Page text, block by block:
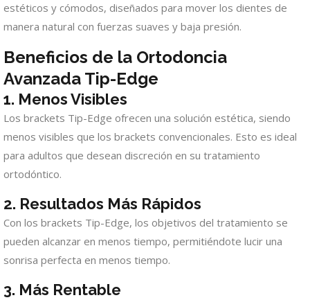
estéticos y cómodos, diseñados para mover los dientes de
manera natural con fuerzas suaves y baja presión.
Beneficios de la Ortodoncia
Avanzada Tip-Edge
1. Menos Visibles
Los brackets Tip-Edge ofrecen una solución estética, siendo
menos visibles que los brackets convencionales. Esto es ideal
para adultos que desean discreción en su tratamiento
ortodóntico.
2. Resultados Más Rápidos
Con los brackets Tip-Edge, los objetivos del tratamiento se
pueden alcanzar en menos tiempo, permitiéndote lucir una
sonrisa perfecta en menos tiempo.
3. Más Rentable